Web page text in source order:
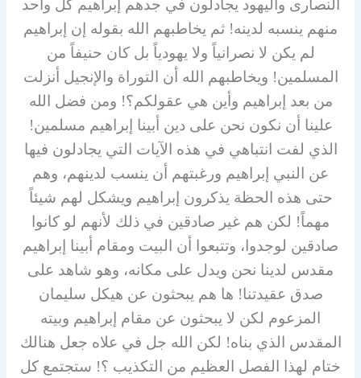
النصارى واليهود يجادلون في جدهم إبراهيم كل واحد
منهم ينسبه لدينه! ثم يخاطبهم الله بقوله إن إبراهيم
لم يكن لا نصرانياً ولا يهودياً بل كان حنيفاً من
المسلمين! ويخاطبهم الله أن التوراة والإنجيل أنزلت
من بعد إبراهيم وأين هي عقولكم؟! ومن فضل الله
علينا أن نكون نحن على دين أبينا إبراهيم مسلمين!
الذي لفت انتباهي في هذه الآيات التي يجادلون فيها
عن النبي إبراهيم ورغبتهم أن ينسب لدينهم، وهم
حتى هذه الحظة يذكرون إبراهيم ويشكل لهم شيئاً
مهماً! لكن هم غير صادقين في ذلك لأنهم لو كانوا
صادقين لوجدوا، وتتبعوا أن البيت ومقام أبينا إبراهيم
مقدس لدينا نحن ويدل على مكانه، وهو شاهد على
صدق عقيدتنا! ها هم يبحثون عن هيكل سليمان
المزعوم لكن لا يبحثون عن مقام إبراهيم وبيته
المقدس الذي بناه! لكن الله جل في علاه جعل هنالك
ختام لهذا الفصل العظيم من التكذيب ؟! ستجتمع كل